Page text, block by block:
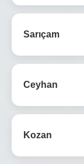
Sarıçam
Ceyhan
Kozan